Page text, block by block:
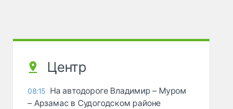
Центр
08:15 На автодороге Владимир – Муром
– Арзамас в Судогодском районе